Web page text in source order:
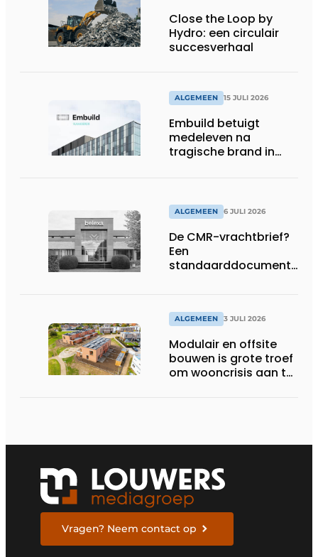
Close the Loop by
Hydro: een circulair
succesverhaal
ALGEMEEN 15 JULI 2026
Embuild betuigt
medeleven na
tragische brand in
ALGEMEEN 6 JULI 2026
De CMR-vrachtbrief?
Een
standaarddocument
ALGEMEEN 3 JULI 2026
Modulair en offsite
bouwen is grote troef
om wooncrisis aan te
Vragen? Neem contact op